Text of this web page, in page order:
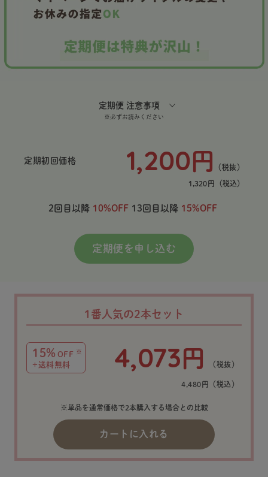
定期便 注意事項
※必ずお読みください
定期初回価格 1,200円 （税抜）
1,320円 （税込）
2回目以降 10%OFF 13回目以降 15%OFF
定期便を申し込む
1番人気の2本セット
15% OFF ※
+送料無料 4,073円 （税抜）
4,480円（税込）
※単品を通常価格で2本購入する場合との比較
カートに入れる